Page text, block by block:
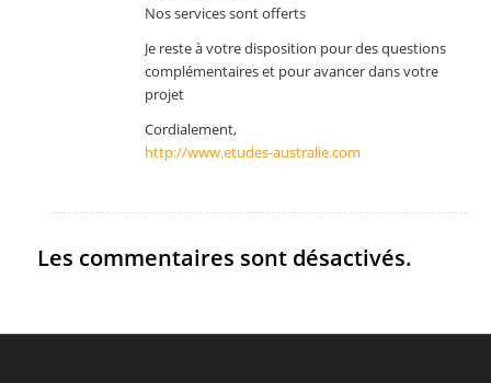
Nos services sont offerts
Je reste à votre disposition pour des questions
complémentaires et pour avancer dans votre
projet
Cordialement,
http://www.etudes-australie.com
Les commentaires sont désactivés.